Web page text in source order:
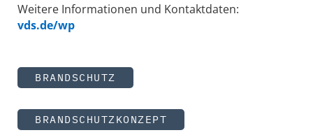
Weitere Informationen und Kontaktdaten:
vds.de/wp
BRANDSCHUTZ
BRANDSCHUTZKONZEPT